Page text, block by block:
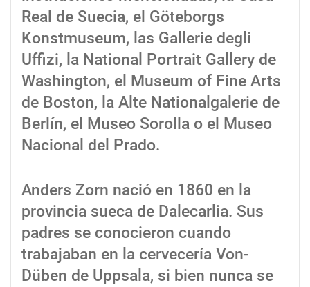
Real de Suecia, el Göteborgs
Konstmuseum, las Gallerie degli
Uffizi, la National Portrait Gallery de
Washington, el Museum of Fine Arts
de Boston, la Alte Nationalgalerie de
Berlín, el Museo Sorolla o el Museo
Nacional del Prado.
Anders Zorn nació en 1860 en la
provincia sueca de Dalecarlia. Sus
padres se conocieron cuando
trabajaban en la cervecería Von-
Düben de Uppsala, si bien nunca se